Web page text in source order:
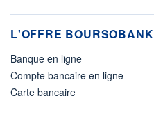
L'OFFRE BOURSOBANK
Banque en ligne
Compte bancaire en ligne
Carte bancaire